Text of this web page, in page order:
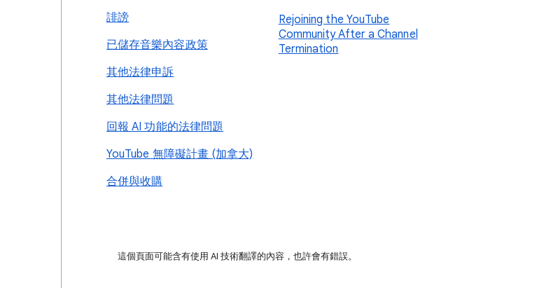
誹謗
已儲存音樂內容政策
其他法律申訴
其他法律問題
回報 AI 功能的法律問題
YouTube 無障礙計畫 (加拿大)
合併與收購
Rejoining the YouTube
Community After a Channel
Termination
這個頁面可能含有使用 AI 技術翻譯的內容，也許會有錯誤。